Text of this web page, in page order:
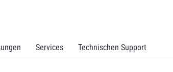
Services Technischen Support